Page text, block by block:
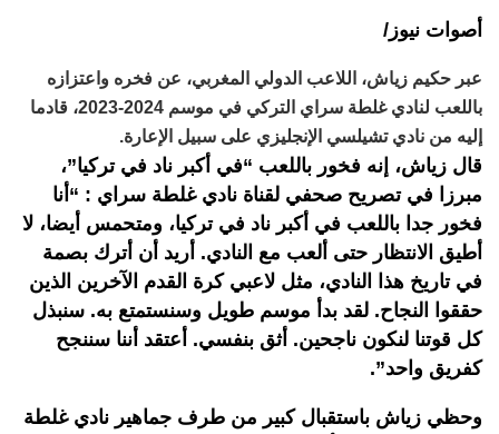
أصوات نيوز/
عبر حكيم زياش، اللاعب الدولي المغربي، عن فخره واعتزازه
باللعب لنادي غلطة سراي التركي في موسم 2024-2023، قادما
إليه من نادي تشيلسي الإنجليزي على سبيل الإعارة.
قال زياش، إنه فخور باللعب “في أكبر ناد في تركيا”،
مبرزا في تصريح صحفي لقناة نادي غلطة سراي : “أنا
فخور جدا باللعب في أكبر ناد في تركيا، ومتحمس أيضا، لا
أطيق الانتظار حتى ألعب مع النادي. أريد أن أترك بصمة
في تاريخ هذا النادي، مثل لاعبي كرة القدم الآخرين الذين
حققوا النجاح. لقد بدأ موسم طويل وسنستمتع به. سنبذل
كل قوتنا لنكون ناجحين. أثق بنفسي. أعتقد أننا سننجح
كفريق واحد”.
وحظي زياش باستقبال كبير من طرف جماهير نادي غلطة